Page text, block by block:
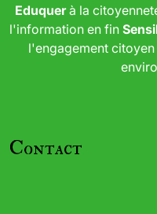
Eduquerà la
l'information en fin
l'engagement
Contact